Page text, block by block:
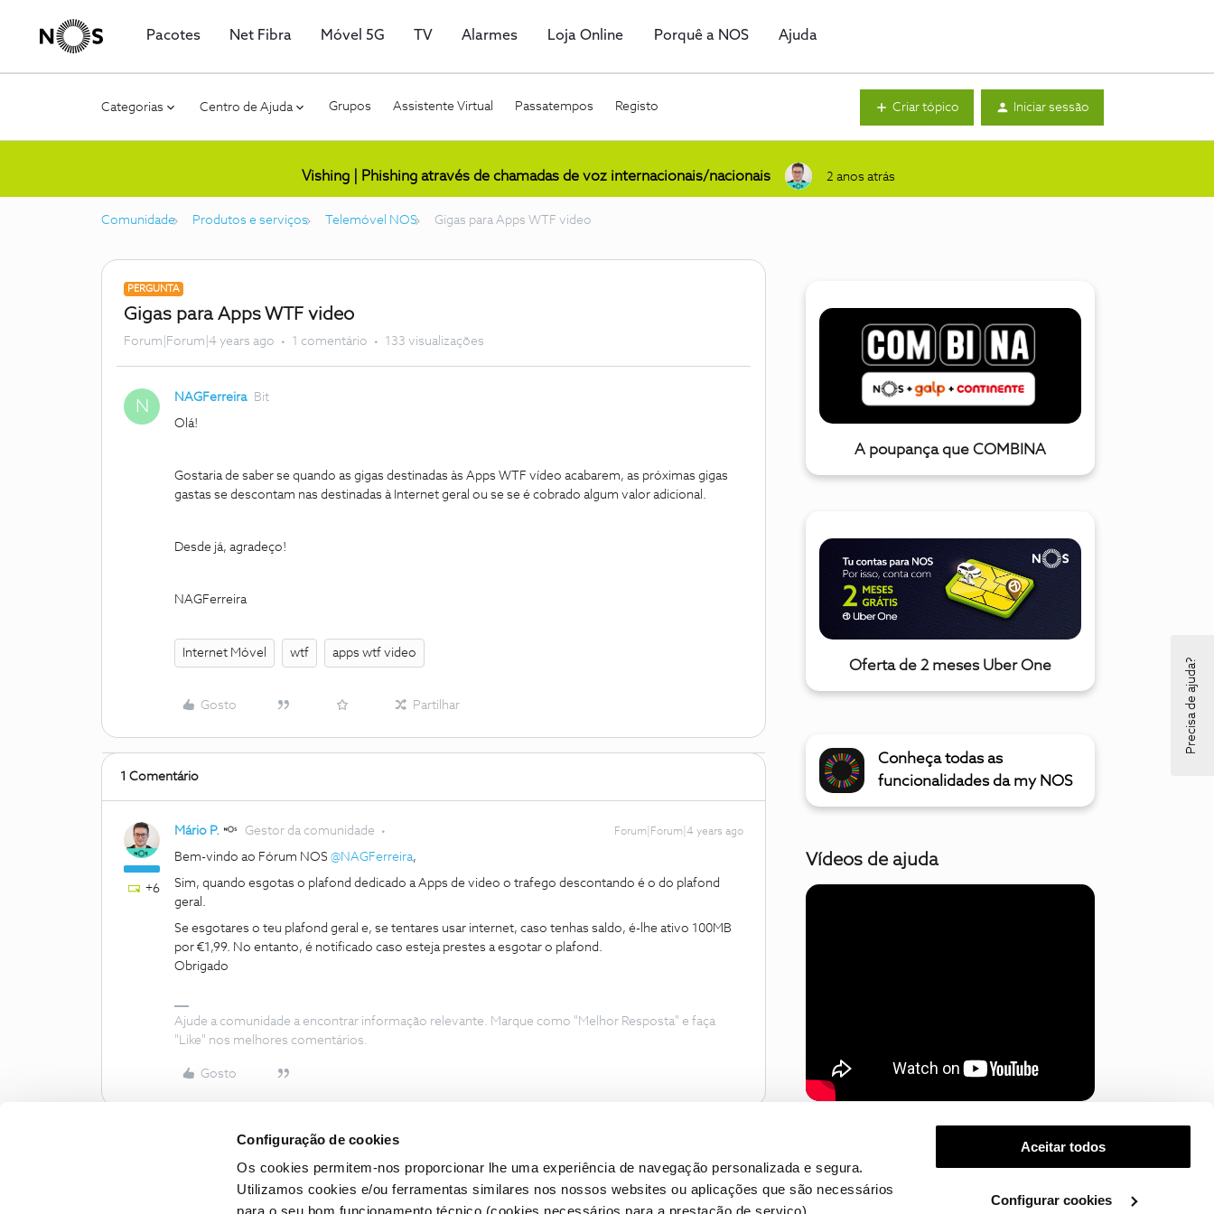
Configuração de cookies
Os cookies permitem-nos proporcionar lhe uma experiência de navegação personalizada e segura.
Utilizamos cookies e/ou ferramentas similares nos nossos websites ou aplicações que são necessários
Aceitar todos
Configurar cookies
Pacotes Net Fibra Móvel 5G TV Alarmes Loja Online Porquê a NOS Ajuda
Categorias Centro de Ajuda Grupos Assistente Virtual Passatempos Registo Criar tópico Iniciar sessão
Vishing | Phishing através de chamadas de voz internacionais/nacionais 2 anos atrás
Comunidade Produtos e serviços Telemóvel NOS Gigas para Apps WTF video
PERGUNTA
Gigas para Apps WTF video
Forum|Forum|4 years ago 1 comentário 133 visualizações
N NAGFerreira Bit
Olá!
Gostaria de saber se quando as gigas destinadas às Apps WTF vídeo acabarem, as próximas gigas
gastas se descontam nas destinadas à Internet geral ou se se é cobrado algum valor adicional.
Desde já, agradeço!
NAGFerreira
Internet Móvel wtf apps wtf video
Gosto Partilhar
1 Comentário
+6
Mário P. Gestor da comunidade Forum|Forum|4 years ago
Bem-vindo ao Fórum NOS @NAGFerreira,
Sim, quando esgotas o plafond dedicado a Apps de video o trafego descontando é o do plafond
geral.
Se esgotares o teu plafond geral e, se tentares usar internet, caso tenhas saldo, é-lhe ativo 100MB
por €1,99. No entanto, é notificado caso esteja prestes a esgotar o plafond.
Obrigado
Ajude a comunidade a encontrar informação relevante. Marque como "Melhor Resposta" e faça
"Like" nos melhores comentários.
Gosto
A poupança que COMBINA
Oferta de 2 meses Uber One
Conheça todas as
funcionalidades da my NOS
Vídeos de ajuda
Precisa de ajuda?